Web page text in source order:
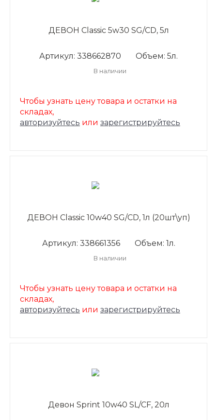
ДЕВОН Classic 5w30 SG/CD, 5л
Артикул: 338662870 Объем: 5л.
В наличии
Чтобы узнать цену товара и остатки на
складах,
авторизуйтесь или зарегистрируйтесь
ДЕВОН Classic 10w40 SG/CD, 1л (20шт\уп)
Артикул: 338661356 Объем: 1л.
В наличии
Чтобы узнать цену товара и остатки на
складах,
авторизуйтесь или зарегистрируйтесь
Девон Sprint 10w40 SL/CF, 20л